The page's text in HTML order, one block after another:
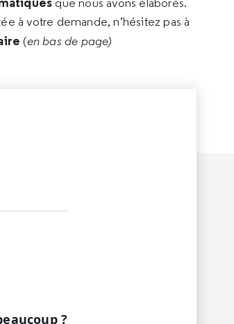
à votre demande, n’hésitez pas à
(en bas de page)
?